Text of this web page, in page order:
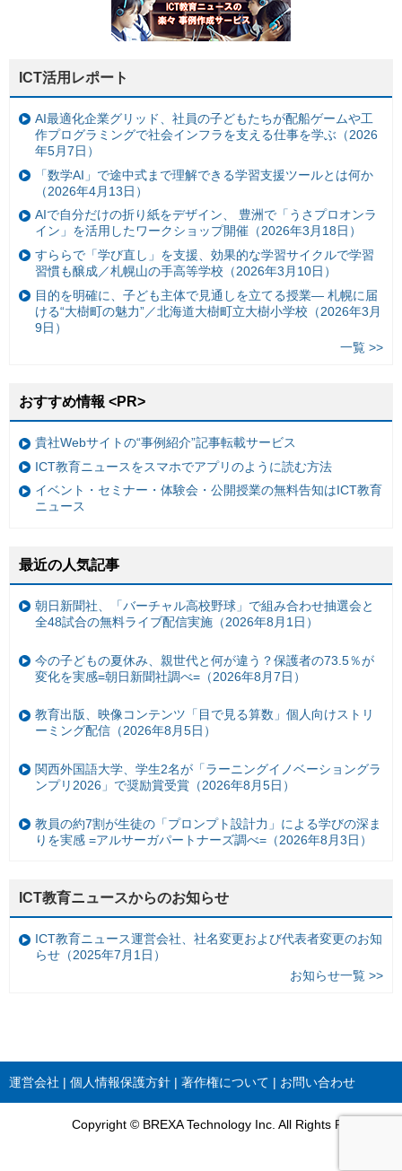
ICT活用レポート
AI最適化企業グリッド、社員の子どもたちが配船ゲームや工
作プログラミングで社会インフラを支える仕事を学ぶ（2026
年5月7日）
「数学AI」で途中式まで理解できる学習支援ツールとは何か
（2026年4月13日）
AIで自分だけの折り紙をデザイン、 豊洲で「うさプロオンラ
イン」を活用したワークショップ開催（2026年3月18日）
すららで「学び直し」を支援、効果的な学習サイクルで学習
習慣も醸成／札幌山の手高等学校（2026年3月10日）
目的を明確に、子ども主体で見通しを立てる授業— 札幌に届
ける“大樹町の魅力”／北海道大樹町立大樹小学校（2026年3月
9日）
一覧 >>
おすすめ情報 <PR>
貴社Webサイトの“事例紹介”記事転載サービス
ICT教育ニュースをスマホでアプリのように読む方法
イベント・セミナー・体験会・公開授業の無料告知はICT教育
ニュース
最近の人気記事
朝日新聞社、「バーチャル高校野球」で組み合わせ抽選会と
全48試合の無料ライブ配信実施（2026年8月1日）
今の子どもの夏休み、親世代と何が違う？保護者の73.5％が
変化を実感=朝日新聞社調べ=（2026年8月7日）
教育出版、映像コンテンツ「目で見る算数」個人向けストリ
ーミング配信（2026年8月5日）
関西外国語大学、学生2名が「ラーニングイノベーショングラ
ンプリ2026」で奨励賞受賞（2026年8月5日）
教員の約7割が生徒の「プロンプト設計力」による学びの深ま
りを実感 =アルサーガパートナーズ調べ=（2026年8月3日）
ICT教育ニュースからのお知らせ
ICT教育ニュース運営会社、社名変更および代表者変更のお知
らせ（2025年7月1日）
お知らせ一覧 >>
運営会社 個人情報保護方針 著作権について お問い合わせ
Copyright © BREXA Technology Inc. All Rights Reserved.